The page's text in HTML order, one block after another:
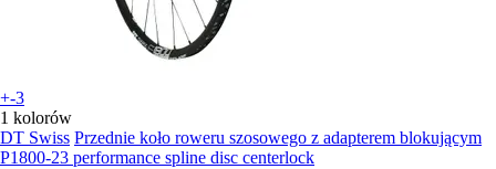
+-3
1 kolorów
DT Swiss Przednie koło roweru szosowego z adapterem blokującym
P1800-23 performance spline disc centerlock